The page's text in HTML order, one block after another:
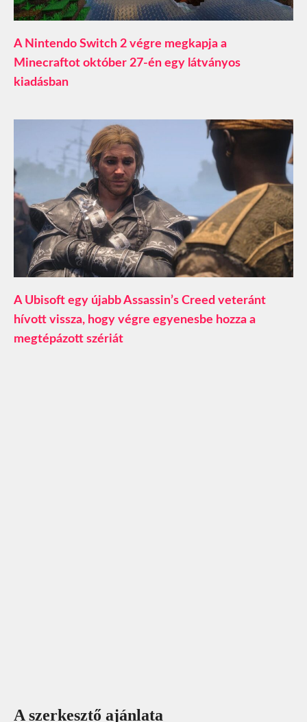
A Nintendo Switch 2 végre megkapja a
Minecraftot október 27-én egy látványos
kiadásban
A Ubisoft egy újabb Assassin’s Creed veteránt
hívott vissza, hogy végre egyenesbe hozza a
megtépázott szériát
A szerkesztő ajánlata